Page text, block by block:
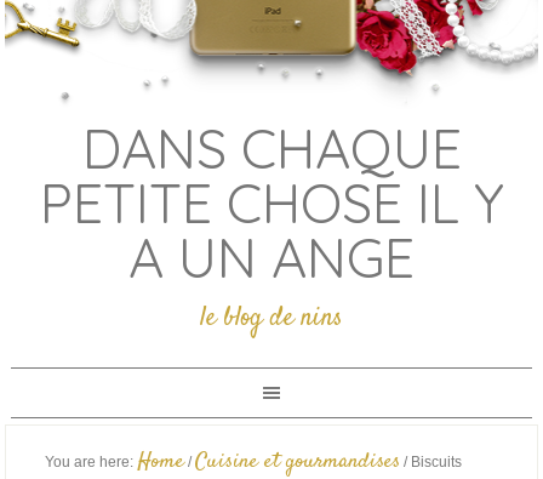
DANS CHAQUE
PETITE CHOSE IL Y
A UN ANGE
le blog de nins
You are here: Home / Cuisine et gourmandises /Biscuits